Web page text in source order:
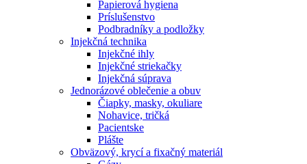
Papierová hygiena
Príslušenstvo
Podbradníky a podložky
Injekčná technika
Injekčné ihly
Injekčné striekačky
Injekčná súprava
Jednorázové oblečenie a obuv
Čiapky, masky, okuliare
Nohavice, tričká
Pacientske
Plášte
Obväzový, krycí a fixačný materiál